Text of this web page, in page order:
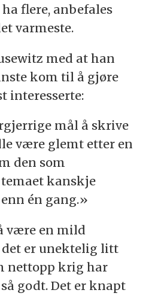
flere, anbefales
varmeste.
med at han
kom til å gjøre
interesserte:
mål å skrive
være glemt etter en
den som
kanskje
én gang.»
være en mild
det er unektelig litt
nettopp krig har
godt. Det er knapt